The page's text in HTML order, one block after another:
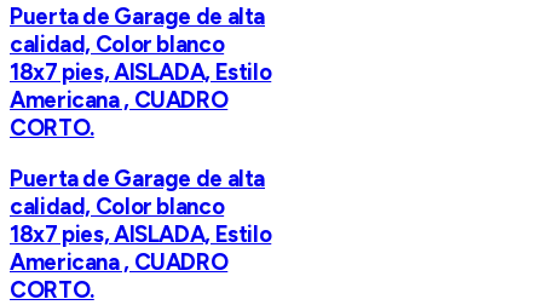
Puerta de Garage de alta
calidad, Color blanco
18x7 pies, AISLADA, Estilo
Americana , CUADRO
CORTO.
Puerta de Garage de alta
calidad, Color blanco
18x7 pies, AISLADA, Estilo
Americana , CUADRO
CORTO.